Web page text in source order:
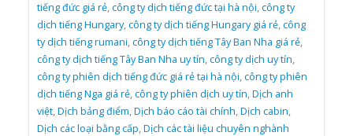
tiếng đức giá rẻ,công ty dịch tiếng đức tại hà nội,công ty
dịch tiếng Hungary,công ty dịch tiếng Hungary giá rẻ,công
ty dịch tiếng rumani,công ty dịch tiếng Tây Ban Nha giá rẻ,
công ty dịch tiếng Tây Ban Nha uy tín,công ty dịch uy tín,
công ty phiên dịch tiếng đức giá rẻ tại hà nội,công ty phiên
dịch tiếng Nga giá rẻ,công ty phiên dịch uy tín,Dịch anh
việt,Dịch bảng điểm,Dịch báo cáo tài chính,Dịch cabin,
Dịch các loại bằng cấp,Dịch các tài liệu chuyên nghành